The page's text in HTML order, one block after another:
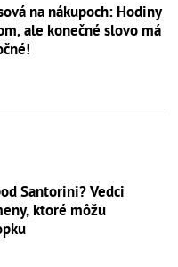
na nákupoch: Hodiny
ale konečné slovo má
Santorini? Vedci
ktoré môžu